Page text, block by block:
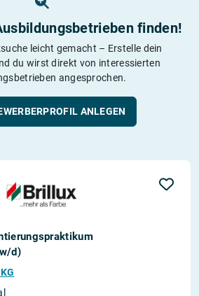
finden!
leicht gemacht – Erstelle dein
du wirst direkt von interessierten
angesprochen.
ANLEGEN
d)